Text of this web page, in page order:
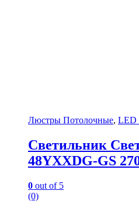
Люстры Потолочные, LED
Светильник
48YXXDG-GS
0 out of 5
(0)